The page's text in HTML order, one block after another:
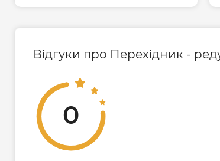
Відгуки про Перехідник -
0